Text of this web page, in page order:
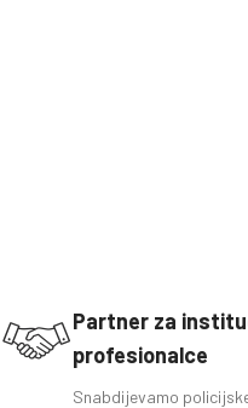
Partner za
profesionalce
Snabdijevamo